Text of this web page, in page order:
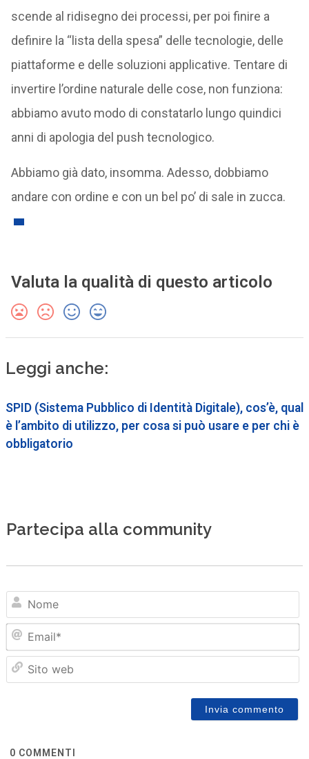
scende al ridisegno dei processi, per poi finire a
definire la “lista della spesa” delle tecnologie, delle
piattaforme e delle soluzioni applicative. Tentare di
invertire l’ordine naturale delle cose, non funziona:
abbiamo avuto modo di constatarlo lungo quindici
anni di apologia del push tecnologico.
Abbiamo già dato, insomma. Adesso, dobbiamo
andare con ordine e con un bel po’ di sale in zucca.
Valuta la qualità di questo articolo
Leggi anche:
SPID (Sistema Pubblico di Identità Digitale), cos’è, qual
è l’ambito di utilizzo, per cosa si può usare e per chi è
obbligatorio
Partecipa alla community
0 COMMENTI